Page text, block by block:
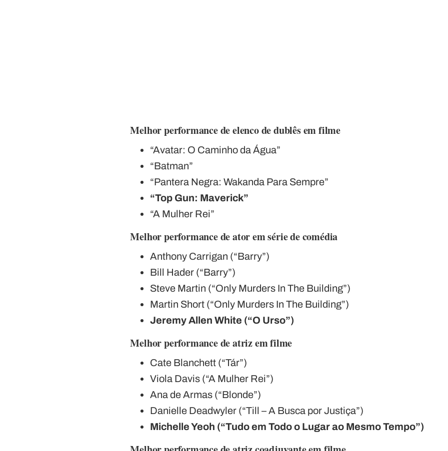
Melhor performance de elenco de dublês em filme
“Avatar: O Caminho da Água”
“Batman”
“Pantera Negra: Wakanda Para Sempre”
“Top Gun: Maverick”
“A Mulher Rei”
Melhor performance de ator em série de comédia
Anthony Carrigan (“Barry”)
Bill Hader (“Barry”)
Steve Martin (“Only Murders In The Building”)
Martin Short (“Only Murders In The Building”)
Jeremy Allen White (“O Urso”)
Melhor performance de atriz em filme
Cate Blanchett (“Tár”)
Viola Davis (“A Mulher Rei”)
Ana de Armas (“Blonde”)
Danielle Deadwyler (“Till – A Busca por Justiça”)
Michelle Yeoh (“Tudo em Todo o Lugar ao Mesmo Tempo”)